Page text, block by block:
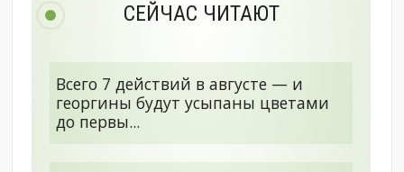
СЕЙЧАС ЧИТАЮТ
Всего 7 действий в августе — и
георгины будут усыпаны цветами
до первы...